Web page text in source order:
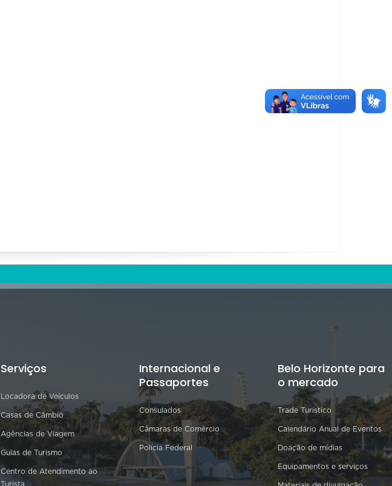
Serviços
Locadora de Veículos
Casas de Câmbio
Agências de Viagem
Guias de Turismo
Centro de Atendimento ao
Turista
Internacional e
Passaportes
Consulados
Câmaras de Comércio
Polícia Federal
Belo Horizonte para
o mercado
Trade Turístico
Calendário Anual de Eventos
Doação de mídias
Equipamentos e serviços